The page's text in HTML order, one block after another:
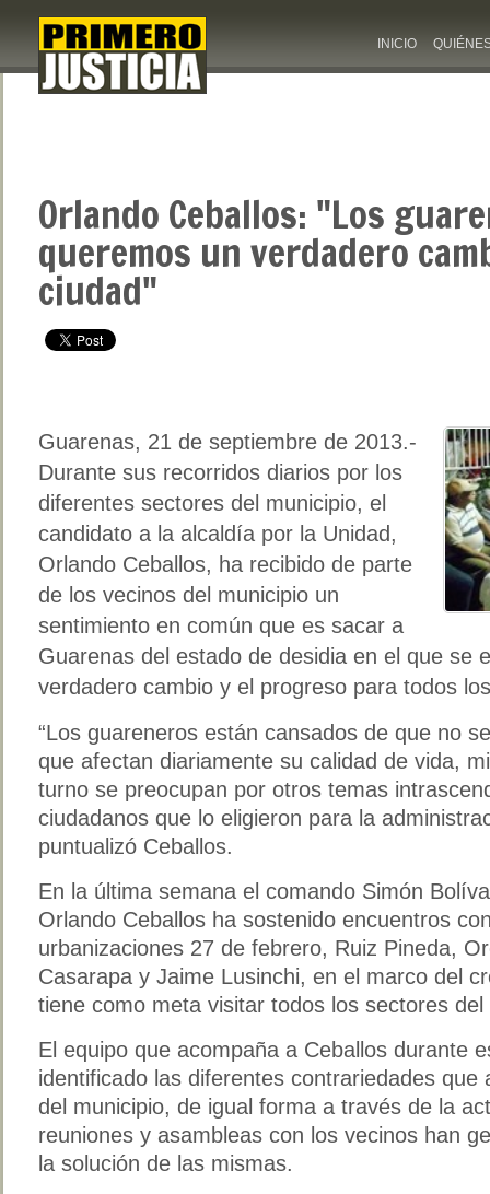
INICIO
Orlando Ceballos: "Los
queremos un verdadero
ciudad"
Guarenas, 21 de septiembre de 2013.-
Durante sus recorridos diarios por los
diferentes sectores del municipio, el
candidato a la alcaldía por la Unidad,
Orlando Ceballos, ha recibido de parte
de los vecinos del municipio un
sentimiento en común que es sacar a
Guarenas del estado de desidia en el que se
verdadero cambio y el progreso para todos
“Los guareneros están cansados de que no
que afectan diariamente su calidad de vida,
turno se preocupan por otros temas
ciudadanos que lo eligieron para la
puntualizó Ceballos.
En la última semana el comando Simón
Orlando Ceballos ha sostenido encuentros
urbanizaciones 27 de febrero, Ruiz Pineda,
Casarapa y Jaime Lusinchi, en el marco del
tiene como meta visitar todos los sectores del
El equipo que acompaña a Ceballos durante
identificado las diferentes contrariedades que
del municipio, de igual forma a través de la
reuniones y asambleas con los vecinos han
la solución de las mismas.